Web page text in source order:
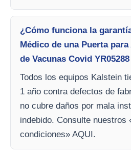
¿Cómo funciona la
Médico de una Puerta
de Vacunas Covid
Todos los equipos Kalstein
1 año contra defectos de
no cubre daños por mala
indebido. Consulte nuestros
condiciones» AQUI.